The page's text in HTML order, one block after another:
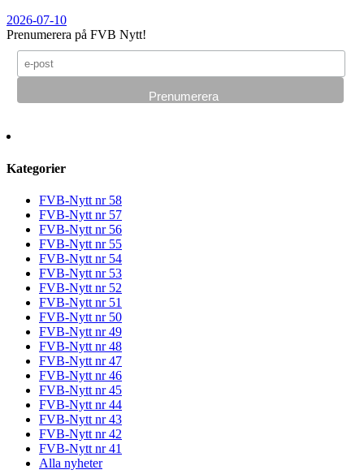
2026-07-10
Prenumerera på FVB Nytt!
Kategorier
FVB-Nytt nr 58
FVB-Nytt nr 57
FVB-Nytt nr 56
FVB-Nytt nr 55
FVB-Nytt nr 54
FVB-Nytt nr 53
FVB-Nytt nr 52
FVB-Nytt nr 51
FVB-Nytt nr 50
FVB-Nytt nr 49
FVB-Nytt nr 48
FVB-Nytt nr 47
FVB-Nytt nr 46
FVB-Nytt nr 45
FVB-Nytt nr 44
FVB-Nytt nr 43
FVB-Nytt nr 42
FVB-Nytt nr 41
Alla nyheter